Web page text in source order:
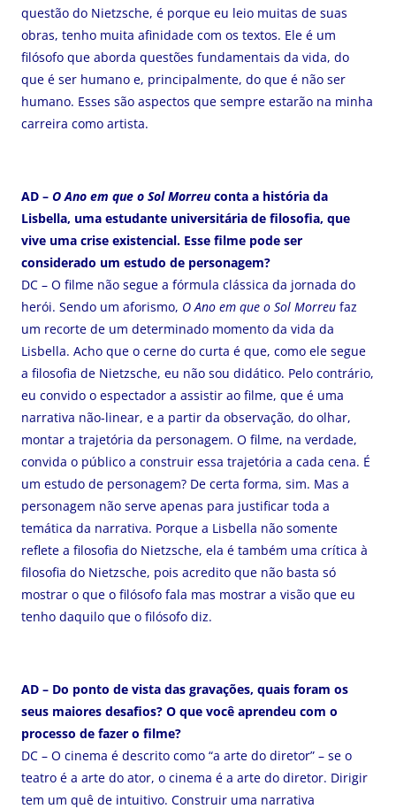
questão do Nietzsche, é porque eu leio muitas de suas
obras, tenho muita afinidade com os textos. Ele é um
filósofo que aborda questões fundamentais da vida, do
que é ser humano e, principalmente, do que é não ser
humano. Esses são aspectos que sempre estarão na minha
carreira como artista.
AD – O Ano em que o Sol Morreuconta a história da
Lisbella, uma estudante universitária de filosofia, que
vive uma crise existencial. Esse filme pode ser
considerado um estudo de personagem?
DC – O filme não segue a fórmula clássica da jornada do
herói. Sendo um aforismo, O Ano em que o Sol Morreu faz
um recorte de um determinado momento da vida da
Lisbella. Acho que o cerne do curta é que, como ele segue
a filosofia de Nietzsche, eu não sou didático. Pelo contrário,
eu convido o espectador a assistir ao filme, que é uma
narrativa não-linear, e a partir da observação, do olhar,
montar a trajetória da personagem. O filme, na verdade,
convida o público a construir essa trajetória a cada cena. É
um estudo de personagem? De certa forma, sim. Mas a
personagem não serve apenas para justificar toda a
temática da narrativa. Porque a Lisbella não somente
reflete a filosofia do Nietzsche, ela é também uma crítica à
filosofia do Nietzsche, pois acredito que não basta só
mostrar o que o filósofo fala mas mostrar a visão que eu
tenho daquilo que o filósofo diz.
AD – Do ponto de vista das gravações, quais foram os
seus maiores desafios? O que você aprendeu com o
processo de fazer o filme?
DC – O cinema é descrito como “a arte do diretor” – se o
teatro é a arte do ator, o cinema é a arte do diretor. Dirigir
tem um quê de intuitivo. Construir uma narrativa